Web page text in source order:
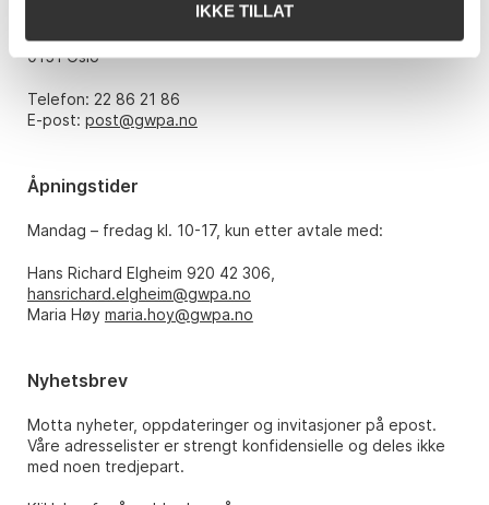
IKKE TILLAT
Grev Wedels Plass Auksjoner AS
Bankplassen 1A
0151 Oslo
Telefon: 22 86 21 86
E-post: post@gwpa.no
Åpningstider
Mandag – fredag kl. 10-17, kun etter avtale med:
Hans Richard Elgheim 920 42 306,
hansrichard.elgheim@gwpa.no
Maria Høy maria.hoy@gwpa.no
Nyhetsbrev
Motta nyheter, oppdateringer og invitasjoner på epost.
Våre adresselister er strengt konfidensielle og deles ikke
med noen tredjepart.